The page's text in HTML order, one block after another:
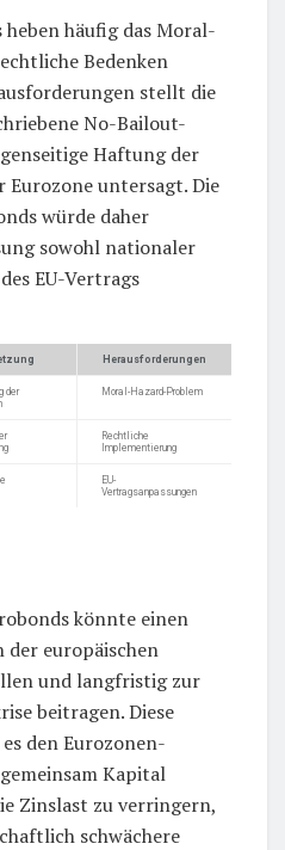
häufig das Moral-
Bedenken
stellt die
No-Bailout-
Haftung der
Eurozone untersagt. Die
würde daher
sowohl nationaler
EU-Vertrags
Herausforderungen
der
Moral-Hazard-Problem
Rechtliche
Implementierung
EU-
Vertragsanpassungen
könnte einen
europäischen
und langfristig zur
beitragen. Diese
den Eurozonen-
Kapital
Zinslast zu verringern,
schwächere